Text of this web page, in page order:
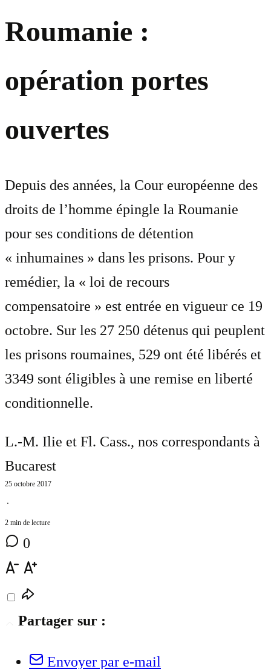
Roumanie :
opération portes
ouvertes
Depuis des années, la Cour européenne des
droits de l’homme épingle la Roumanie
pour ses conditions de détention
« inhumaines » dans les prisons. Pour y
remédier, la « loi de recours
compensatoire » est entrée en vigueur ce 19
octobre. Sur les 27 250 détenus qui peuplent
les prisons roumaines, 529 ont été libérés et
3349 sont éligibles à une remise en liberté
conditionnelle.
L.-M. Ilie et Fl. Cass., nos correspondants à
Bucarest
25 octobre 2017
⋅
2 min de lecture
0
Partager sur :
Envoyer par e-mail